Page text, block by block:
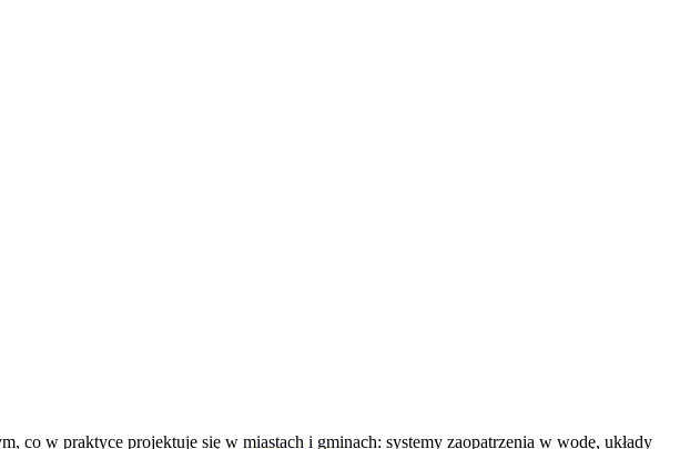
co w praktyce projektuje się w miastach i gminach: systemy zaopatrzenia w wodę, układy